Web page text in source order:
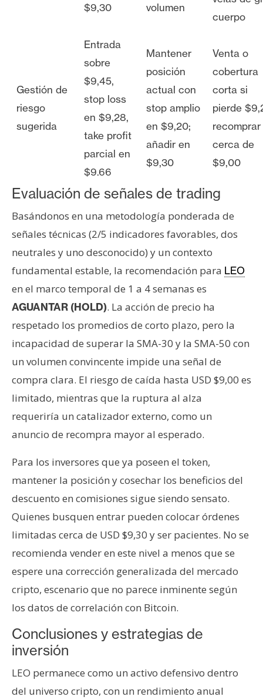
$9,30 volumen
cuerpo
Gestión de
riesgo
sugerida
Entrada
sobre
$9,45,
stop loss
en $9,28,
take profit
parcial en
$9.66
Mantener
posición
actual con
stop amplio
en $9,20;
añadir en
$9,30
Venta o
cobertura
corta si
pierde
recomprar
cerca de
$9,00
Evaluación de señales de trading
Basándonos en una metodología ponderada de
señales técnicas (2/5 indicadores favorables, dos
neutrales y uno desconocido) y un contexto
fundamental estable, la recomendación para LEO
en el marco temporal de 1 a 4 semanas es
AGUANTAR (HOLD). La acción de precio ha
respetado los promedios de corto plazo, pero la
incapacidad de superar la SMA-30 y la SMA-50 con
un volumen convincente impide una señal de
compra clara. El riesgo de caída hasta USD $9,00 es
limitado, mientras que la ruptura al alza
requeriría un catalizador externo, como un
anuncio de recompra mayor al esperado.
Para los inversores que ya poseen el token,
mantener la posición y cosechar los beneficios del
descuento en comisiones sigue siendo sensato.
Quienes busquen entrar pueden colocar órdenes
limitadas cerca de USD $9,30 y ser pacientes. No se
recomienda vender en este nivel a menos que se
espere una corrección generalizada del mercado
cripto, escenario que no parece inminente según
los datos de correlación con Bitcoin.
Conclusiones y estrategias de
inversión
LEO permanece como un activo defensivo dentro
del universo cripto, con un rendimiento anual